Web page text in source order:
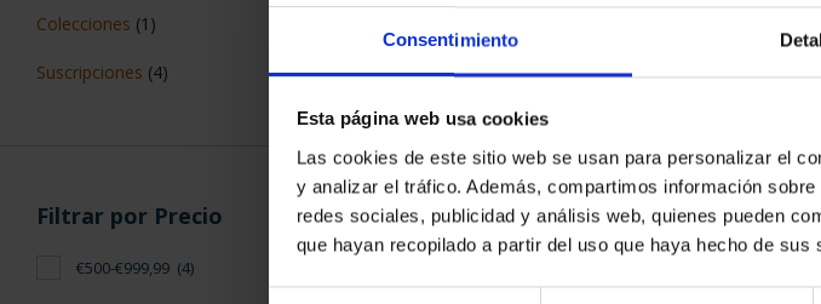
Consentimiento
Esta página web usa cookies
Las cookies de este sitio web se usan para personalizar el
y analizar el tráfico. Además, compartimos información
redes sociales, publicidad y análisis web, quienes pueden
que hayan recopilado a partir del uso que haya hecho de sus
Colecciones (1)
Suscripciones (4)
Filtrar por Precio
€500-€999,99 (4)
SUSCRIPCIÓN CAPITALES DE
PROVINCIA 1
949,00 €
Sólo para usuarios registrados